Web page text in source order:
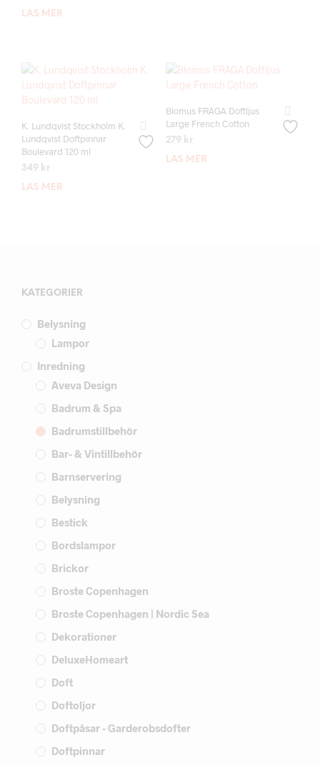
LÄS MER
K. Lundqvist Stockholm K.
Lundqvist Doftpinnar
Boulevard 120 ml
349 kr
LÄS MER
Blomus FRAGA Doftljus
Large French Cotton
279 kr
LÄS MER
KATEGORIER
Belysning
Lampor
Inredning
Aveva Design
Badrum & Spa
Badrumstillbehör
Bar- & Vintillbehör
Barnservering
Belysning
Bestick
Bordslampor
Brickor
Broste Copenhagen
Broste Copenhagen | Nordic Sea
Dekorationer
DeluxeHomeart
Doft
Doftoljor
Doftpåsar - Garderobsdofter
Doftpinnar